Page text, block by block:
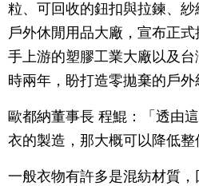
粒、可回收的鈕扣與拉鍊、
戶外休閒用品大廠，宣布正
手上游的塑膠工業大廠以及
時兩年，盼打造零拋棄的戶外
歐都納董事長 程鯤：「透由
衣的製造，那大概可以降低整
一般衣物有許多是混紡材質，